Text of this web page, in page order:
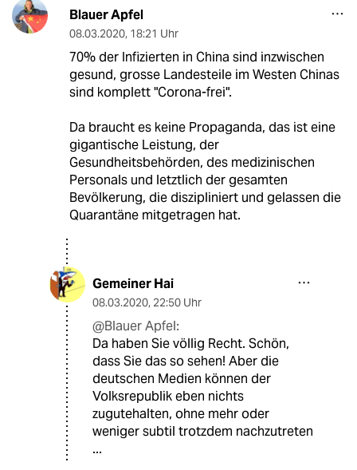
Blauer Apfel
08.03.2020, 18:21 Uhr
70% der Infizierten in China sind inzwischen
gesund, grosse Landesteile im Westen Chinas
sind komplett "Corona-frei".
Da braucht es keine Propaganda, das ist eine
gigantische Leistung, der
Gesundheitsbehörden, des medizinischen
Personals und letztlich der gesamten
Bevölkerung, die diszipliniert und gelassen die
Quarantäne mitgetragen hat.
Gemeiner Hai
08.03.2020, 22:50 Uhr
@Blauer Apfel:
Da haben Sie völlig Recht. Schön,
dass Sie das so sehen! Aber die
deutschen Medien können der
Volksrepublik eben nichts
zugutehalten, ohne mehr oder
weniger subtil trotzdem nachzutreten
...